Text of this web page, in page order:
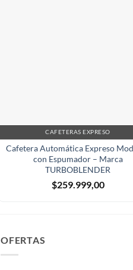
CAFETERAS EXPRESO
Cafetera Automática Expreso
con Espumador – Marca
TURBOBLENDER
$259.999,00
OFERTAS